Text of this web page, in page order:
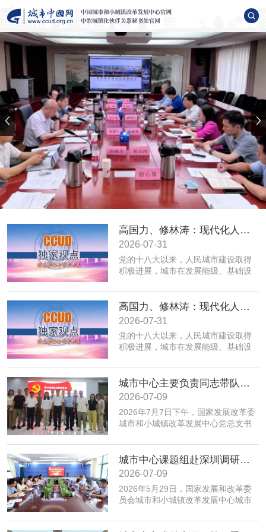
高国力、修林涛：现代化人民城市高质量发展的战略框架与政策体系
2026-07-31
党的十八大以来，人民城市建设取得
积极进展，城市在发展能级、基础设
治理、历史文化保护等方面取得积极
成效；同时，也面临着转变发展方
式、培育发展动能、提升功能品质、
加强生态环境保护、赓续历史文脉、
推动精细治理、增强城市韧性等转型
发展任务。为实现以上目标，必须紧
城市、安全可靠的韧性城市、崇德向
善的文明城市、便捷高效的智慧城市
等重点任务，优化以构建新体系、培
育新动能、服务全年龄、保障全要素
为重点的政策体系，走出一条具有中
高国力、修林涛：现代化人民城市高质量发展的战略框架与政策体系
2026-07-31
党的十八大以来，人民城市建设取得
积极进展，城市在发展能级、基础设
治理、历史文化保护等方面取得积极
成效；同时，也面临着转变发展方
式、培育发展动能、提升功能品质、
加强生态环境保护、赓续历史文脉、
推动精细治理、增强城市韧性等转型
发展任务。为实现以上目标，必须紧
城市、安全可靠的韧性城市、崇德向
善的文明城市、便捷高效的智慧城市
等重点任务，优化以构建新体系、培
育新动能、服务全年龄、保障全要素
为重点的政策体系，走出一条具有中
城市中心主要负责同志带队赴摩尔线程“夸娥”北京智算中心专题调研
2026-07-09
2026年7月7日下午，国家发展改革委
城市和小城镇改革发展中心党总支书
娥”北京智算中心开展专题调研。
城市中心课题组赴深圳调研全国人才大数据平台福田区学生学习力项目应用情况
2026-07-09
​2026年5月29日，国家发展和改革委
员会城市和小城镇改革发展中心城市
国人才大数据平台在基础教育学生学